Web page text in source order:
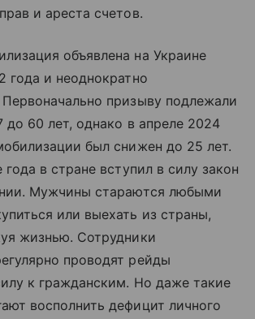
и ареста счетов.
объявлена на Украине
года и неоднократно
Первоначально призыву подлежали
60 лет, однако в апреле 2024
был снижен до 25 лет.
в стране вступил в силу закон
Мужчины стараются любыми
или выехать из страны,
жизнью. Сотрудники
проводят рейды
к гражданским. Но даже такие
восполнить дефицит личного